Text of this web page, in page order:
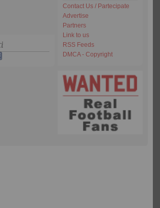
Contact Us / Partecipate
Advertise
Partners
Link to us
RSS Feeds
DMCA - Copyright